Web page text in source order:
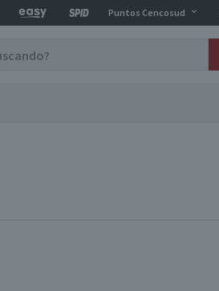
Puntos Cencosud